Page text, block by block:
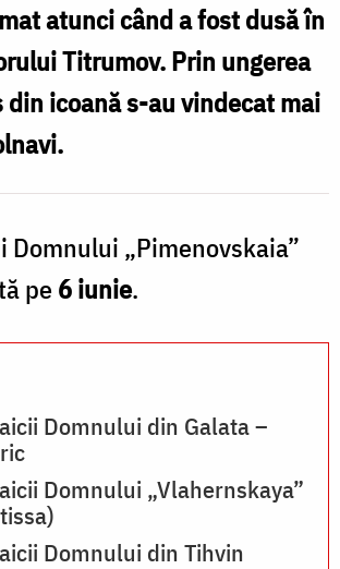
atunci când a fost dusă în
Titrumov. Prin ungerea
icoană s-au vindecat mai
Domnului „Pimenovskaia”
pe6 iunie.
Domnului din Galata –
Domnului „Vlahernskaya”
Domnului din Tihvin